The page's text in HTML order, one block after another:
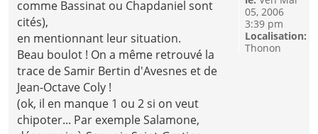
comme Bassinat ou Chapdaniel sont
cités),
en mentionnant leur situation.
Beau boulot ! On a même retrouvé la
trace de Samir Bertin d'Avesnes et de
Jean-Octave Coly !
(ok, il en manque 1 ou 2 si on veut
chipoter... Par exemple Salamone,
05, 2006
3:39 pm
Localisation:
Thonon